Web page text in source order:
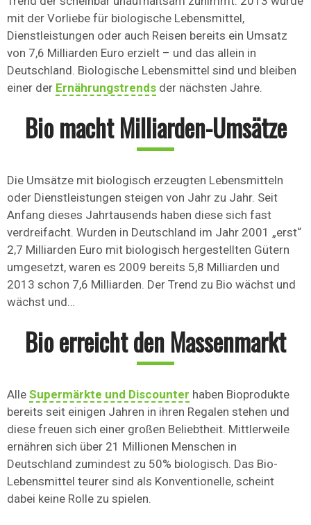
mit der Vorliebe für biologische Lebensmittel,
Dienstleistungen oder auch Reisen bereits ein Umsatz
von 7,6 Milliarden Euro erzielt – und das allein in
Deutschland. Biologische Lebensmittel sind und bleiben
einer der Ernährungstrends der nächsten Jahre.
Bio macht Milliarden-Umsätze
Die Umsätze mit biologisch erzeugten Lebensmitteln
oder Dienstleistungen steigen von Jahr zu Jahr. Seit
Anfang dieses Jahrtausends haben diese sich fast
verdreifacht. Wurden in Deutschland im Jahr 2001 „erst“
2,7 Milliarden Euro mit biologisch hergestellten Gütern
umgesetzt, waren es 2009 bereits 5,8 Milliarden und
2013 schon 7,6 Milliarden. Der Trend zu Bio wächst und
wächst und…
Bio erreicht den Massenmarkt
Alle Supermärkte und Discounter haben Bioprodukte
bereits seit einigen Jahren in ihren Regalen stehen und
diese freuen sich einer großen Beliebtheit. Mittlerweile
ernähren sich über 21 Millionen Menschen in
Deutschland zumindest zu 50% biologisch. Das Bio-
Lebensmittel teurer sind als Konventionelle, scheint
dabei keine Rolle zu spielen.